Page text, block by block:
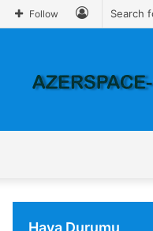
Follow
Hava Durumu